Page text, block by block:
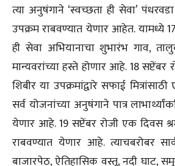
त्या अनुषंगाने ‘स्वच्छता ही सेवा’
उपक्रम राबवण्यात येणार आहेत. यामध्ये
ही सेवा अभियानाचा शुभारंभ गाव,
मान्यवरांच्या हस्ते होणार आहे. 18 सप्टेंबर
शिबीर या उपक्रमांद्वारे सफाई
सर्व योजनांच्या अनुषंगाने पात्र
येणार आहे. 19 सप्टेंबर रोजी एक दिवस
राबवण्यात येणार आहे. त्याचबरोबर
बाजारपेठ, ऐतिहासिक वस्तू, नदी घाट,